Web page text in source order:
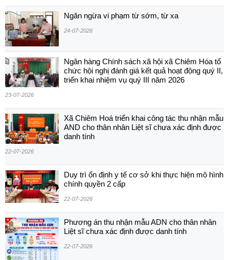
Ngăn ngừa vi phạm từ sớm, từ xa
24-07-2026
Ngân hàng Chính sách xã hội xã Chiêm Hóa tổ
chức hội nghị đánh giá kết quả hoạt động quý II,
triển khai nhiệm vụ quý III năm 2026
23-07-2026
Xã Chiêm Hoá triển khai công tác thu nhận mẫu
AND cho thân nhân Liệt sĩ chưa xác định được
danh tính
22-07-2026
Duy trì ổn định y tế cơ sở khi thực hiện mô hình
chính quyền 2 cấp
22-07-2026
Phương án thu nhận mẫu ADN cho thân nhân
Liệt sĩ chưa xác định được danh tính
22-07-2026